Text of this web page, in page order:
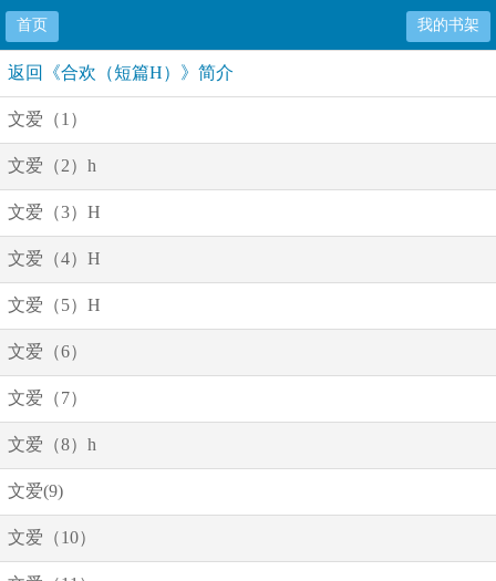
首页 我的书架
返回《合欢（短篇H）》简介
文爱（1）
文爱（2）h
文爱（3）H
文爱（4）H
文爱（5）H
文爱（6）
文爱（7）
文爱（8）h
文爱(9)
文爱（10）